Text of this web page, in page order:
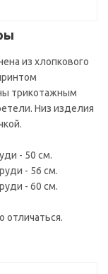
из хлопкового
трикотажным
Низ изделия
- 50 см.
- 56 см.
- 60 см.
отличаться.